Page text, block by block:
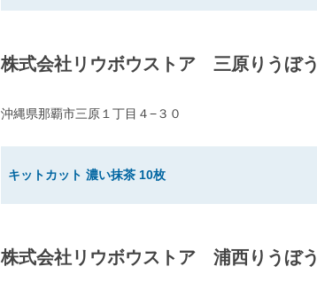
株式会社リウボウストア 三原りうぼう
沖縄県那覇市三原１丁目４−３０
キットカット 濃い抹茶 10枚
株式会社リウボウストア 浦西りうぼう